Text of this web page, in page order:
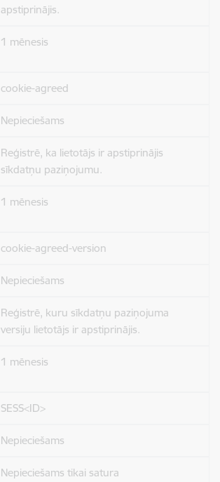
apstiprinājis.
1 mēnesis
cookie-agreed
Nepieciešams
Reģistrē, ka lietotājs ir apstiprinājis
sīkdatņu paziņojumu.
1 mēnesis
cookie-agreed-version
Nepieciešams
Reģistrē, kuru sīkdatņu paziņojuma
versiju lietotājs ir apstiprinājis.
1 mēnesis
SESS<ID>
Nepieciešams
Nepieciešams tikai satura